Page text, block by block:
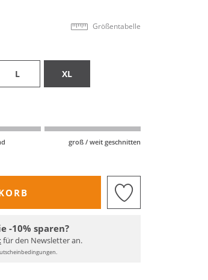
Größentabelle
L XL
groß / weit geschnitten
-10% sparen?
für den Newsletter an.